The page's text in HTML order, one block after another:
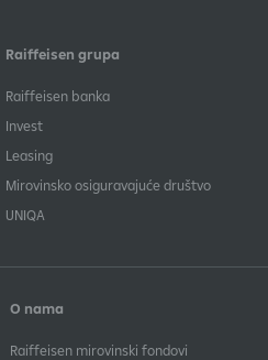
Raiffeisen grupa
Raiffeisen banka
Invest
Leasing
Mirovinsko osiguravajuće društvo
UNIQA
O nama
Raiffeisen mirovinski fondovi